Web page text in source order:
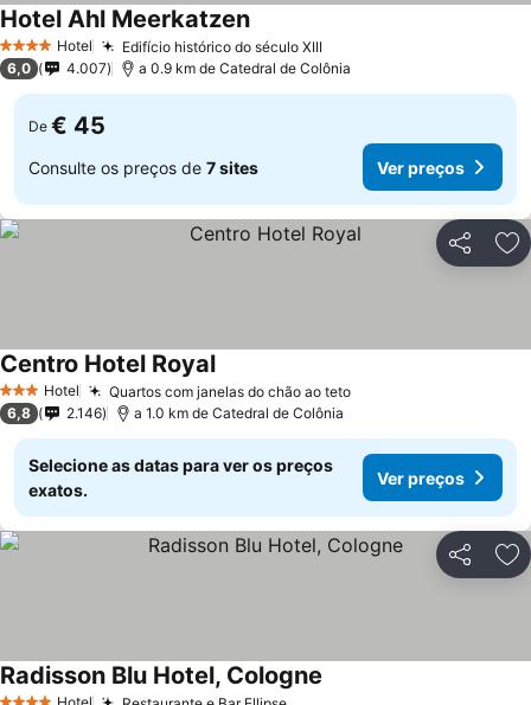
4 EstrelasHotel Edifício histórico do século XIII
Hotel Ahl Meerkatzen
6,0 4.007 a 0.9 km de Catedral de Colônia
De € 45
Consulte os preços de 7 sites Ver preços
Partilhar
3 EstrelasHotel Quartos com janelas do chão ao teto
Centro Hotel Royal
6,8 2.146 a 1.0 km de Catedral de Colônia
Selecione as datas para ver os preços
exatos.
Ver preços
Partilhar
Hotel
Radisson Blu Hotel, Cologne